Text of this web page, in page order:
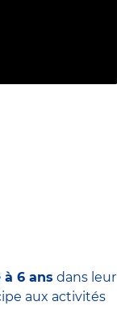
à 6 ans dans leur
aux activités